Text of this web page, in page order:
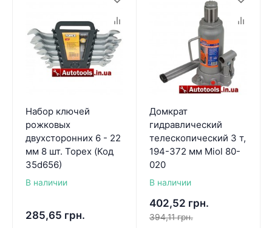
Набор ключей
рожковых
двухсторонних 6 - 22
мм 8 шт. Topex (Код
35d656)
В наличии
285,65 грн.
Домкрат
гидравлический
телескопический 3 т,
194-372 мм Miol 80-
020
В наличии
402,52 грн.
394,11 грн.